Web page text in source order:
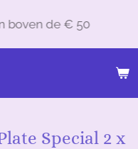
boven de € 50
Special 2 x